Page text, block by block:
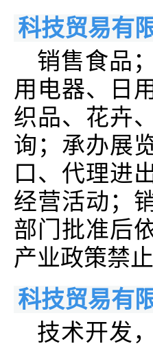
科技贸易有
销售食品
用电器、日
织品、花卉
询；承办展
口、代理进
经营活动；
部门批准后
产业政策禁
科技贸易有
技术开发